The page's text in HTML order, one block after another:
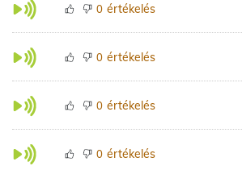
0 értékelés
0 értékelés
0 értékelés
0 értékelés